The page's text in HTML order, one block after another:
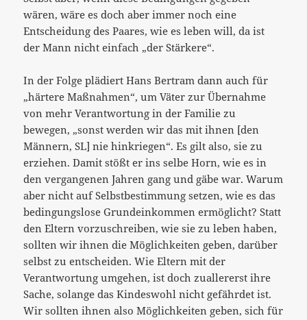
wären, wäre es doch aber immer noch eine
Entscheidung des Paares, wie es leben will, da ist
der Mann nicht einfach „der Stärkere“.
In der Folge plädiert Hans Bertram dann auch für
„härtere Maßnahmen“, um Väter zur Übernahme
von mehr Verantwortung in der Familie zu
bewegen, „sonst werden wir das mit ihnen [den
Männern, SL] nie hinkriegen“. Es gilt also, sie zu
erziehen. Damit stößt er ins selbe Horn, wie es in
den vergangenen Jahren gang und gäbe war. Warum
aber nicht auf Selbstbestimmung setzen, wie es das
bedingungslose Grundeinkommen ermöglicht? Statt
den Eltern vorzuschreiben, wie sie zu leben haben,
sollten wir ihnen die Möglichkeiten geben, darüber
selbst zu entscheiden. Wie Eltern mit der
Verantwortung umgehen, ist doch zuallererst ihre
Sache, solange das Kindeswohl nicht gefährdet ist.
Wir sollten ihnen also Möglichkeiten geben, sich für